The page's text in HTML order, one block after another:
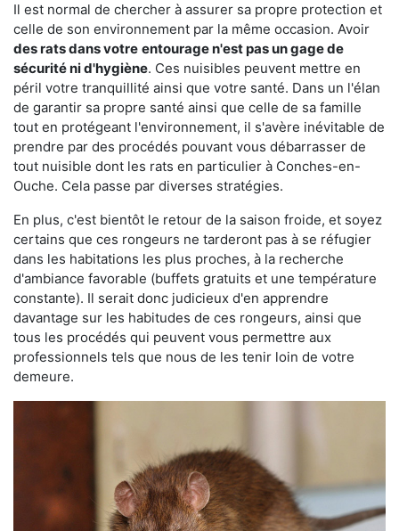
Il est normal de chercher à assurer sa propre protection et
celle de son environnement par la même occasion. Avoir
des rats dans votre entourage n'est pas un gage de
sécurité ni d'hygiène. Ces nuisibles peuvent mettre en
péril votre tranquillité ainsi que votre santé. Dans un l'élan
de garantir sa propre santé ainsi que celle de sa famille
tout en protégeant l'environnement, il s'avère inévitable de
prendre par des procédés pouvant vous débarrasser de
tout nuisible dont les rats en particulier à Conches-en-
Ouche. Cela passe par diverses stratégies.
En plus, c'est bientôt le retour de la saison froide, et soyez
certains que ces rongeurs ne tarderont pas à se réfugier
dans les habitations les plus proches, à la recherche
d'ambiance favorable (buffets gratuits et une température
constante). Il serait donc judicieux d'en apprendre
davantage sur les habitudes de ces rongeurs, ainsi que
tous les procédés qui peuvent vous permettre aux
professionnels tels que nous de les tenir loin de votre
demeure.